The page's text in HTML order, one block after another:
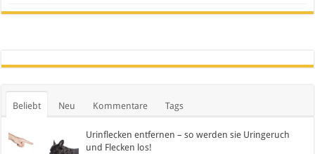
Beliebt Neu Kommentare Tags
Urinflecken entfernen – so werden sie Uringeruch
und Flecken los!